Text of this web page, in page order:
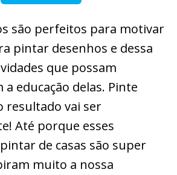
são perfeitos para motivar
pintar desenhos e dessa
que possam
educação delas. Pinte
resultado vai ser
Até porque esses
de casas são super
muito a nossa